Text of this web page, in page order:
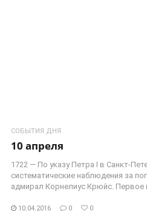
СОБЫТИЯ ДНЯ
10 апреля
1722 — По указу Петра I в Санкт-
систематические наблюдения за
адмирал Корнелиус Крюйс. Первое
10.04.2016 0 0